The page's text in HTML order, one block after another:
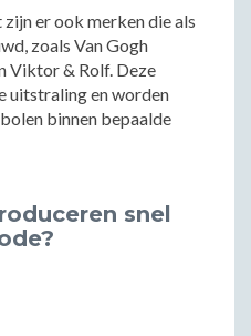
er ook merken die als
zoals Van Gogh
Viktor & Rolf. Deze
uitstraling en worden
binnen bepaalde
snel